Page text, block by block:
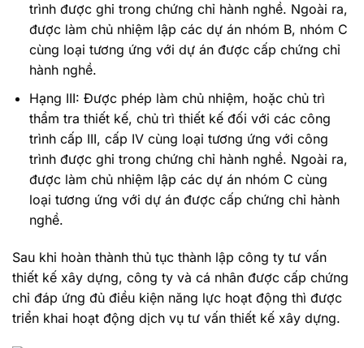
trình được ghi trong chứng chỉ hành nghề. Ngoài ra,
được làm chủ nhiệm lập các dự án nhóm B, nhóm C
cùng loại tương ứng với dự án được cấp chứng chỉ
hành nghề.
Hạng III: Được phép làm chủ nhiệm, hoặc chủ trì
thẩm tra thiết kế, chủ trì thiết kế đối với các công
trình cấp III, cấp IV cùng loại tương ứng với công
trình được ghi trong chứng chỉ hành nghề. Ngoài ra,
được làm chủ nhiệm lập các dự án nhóm C cùng
loại tương ứng với dự án được cấp chứng chỉ hành
nghề.
Sau khi hoàn thành thủ tục thành lập công ty tư vấn
thiết kế xây dựng, công ty và cá nhân được cấp chứng
chỉ đáp ứng đủ điều kiện năng lực hoạt động thì được
triển khai hoạt động dịch vụ tư vấn thiết kế xây dựng.